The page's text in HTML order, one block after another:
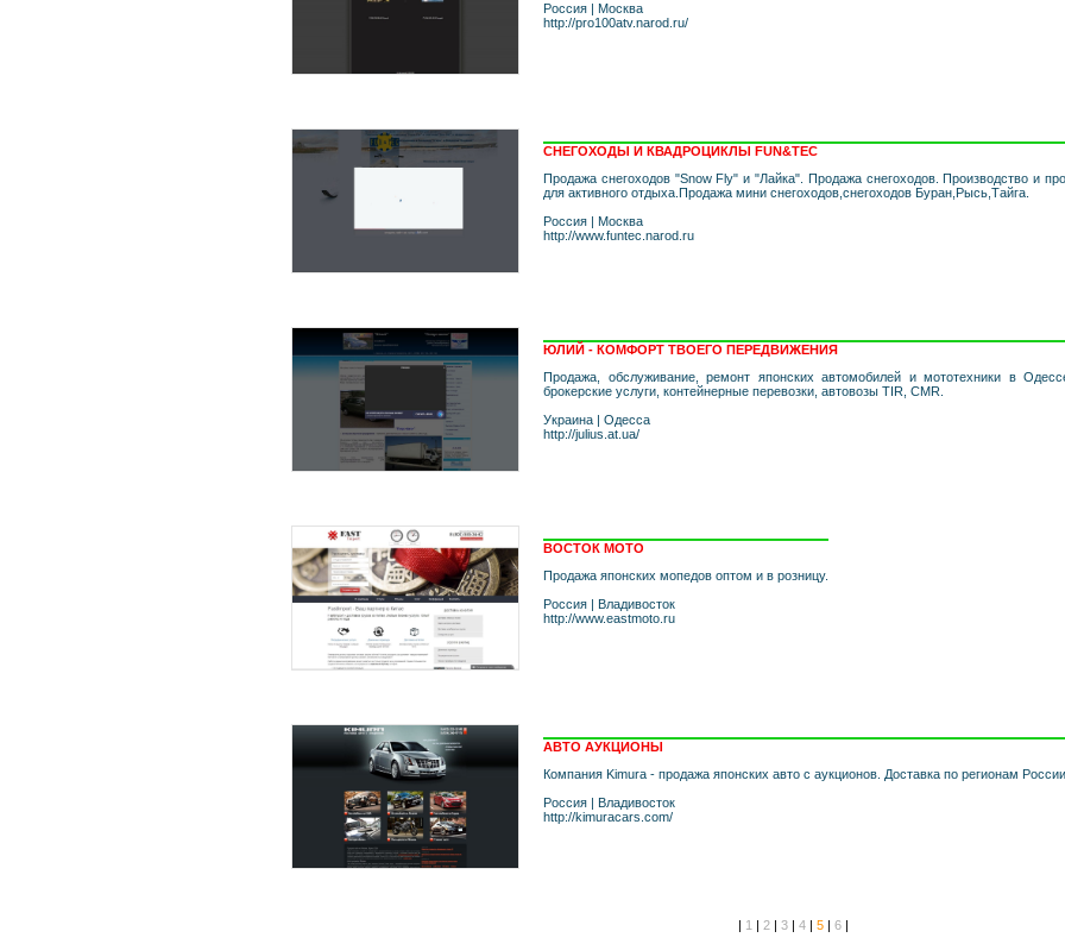
Россия | Москва
http://pro100atv.narod.ru/
СНЕГОХОДЫ И КВАДРОЦИКЛЫ FUN&TEC
Продажа снегоходов "Snow Fly" и "Лайка". Продажа снегоходов. Производство и
для активного отдыха.Продажа мини снегоходов,снегоходов Буран,Рысь,Тайга.
Россия | Москва
http://www.funtec.narod.ru
ЮЛИЙ - КОМФОРТ ТВОЕГО ПЕРЕДВИЖЕНИЯ
Продажа, обслуживание, ремонт японских автомобилей и мототехники в
брокерские услуги, контейнерные перевозки, автовозы TIR, CMR.
Украина | Одесса
http://julius.at.ua/
ВОСТОК МОТО
Продажа японских мопедов оптом и в розницу.
Россия | Владивосток
http://www.eastmoto.ru
АВТО АУКЦИОНЫ
Компания Kimura - продажа японских авто с аукционов. Доставка по регионам
Россия | Владивосток
http://kimuracars.com/
| 1 | 2| 3| 4| 5| 6|